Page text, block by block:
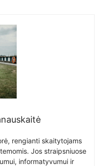
rengianti skaitytojams
Jos straipsniuose
informatyvumui ir